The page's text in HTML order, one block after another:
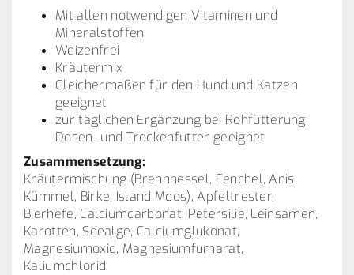
Mit allen notwendigen Vitaminen und
Mineralstoffen
Weizenfrei
Kräutermix
Gleichermaßen für den Hund und Katzen
geeignet
zur täglichen Ergänzung bei Rohfütterung,
Dosen- und Trockenfutter geeignet
Zusammensetzung:
Kräutermischung (Brennnessel, Fenchel, Anis,
Kümmel, Birke, Island Moos), Apfeltrester,
Bierhefe, Calciumcarbonat, Petersilie, Leinsamen,
Karotten, Seealge, Calciumglukonat,
Magnesiumoxid, Magnesiumfumarat,
Kaliumchlorid.